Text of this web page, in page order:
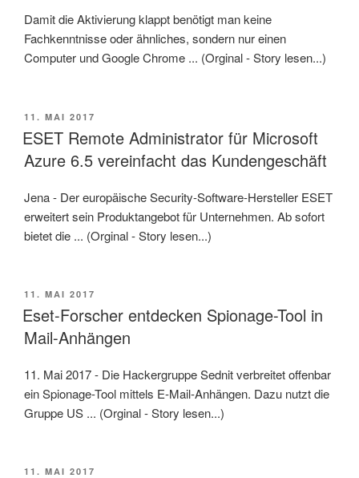
Damit die Aktivierung klappt benötigt man keine
Fachkenntnisse oder ähnliches, sondern nur einen
Computer und Google Chrome ... (Orginal - Story lesen...)
VERÖFFENTLICHT
AM
11. MAI 2017
ESET Remote Administrator für Microsoft
Azure 6.5 vereinfacht das Kundengeschäft
Jena - Der europäische Security-Software-Hersteller ESET
erweitert sein Produktangebot für Unternehmen. Ab sofort
bietet die ... (Orginal - Story lesen...)
VERÖFFENTLICHT
AM
11. MAI 2017
Eset-Forscher entdecken Spionage-Tool in
Mail-Anhängen
11. Mai 2017 - Die Hackergruppe Sednit verbreitet offenbar
ein Spionage-Tool mittels E-Mail-Anhängen. Dazu nutzt die
Gruppe US ... (Orginal - Story lesen...)
VERÖFFENTLICHT
11. MAI 2017